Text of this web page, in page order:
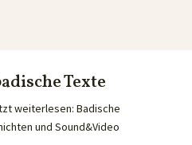
Texte
weiterlesen: Badische
und Sound&Video